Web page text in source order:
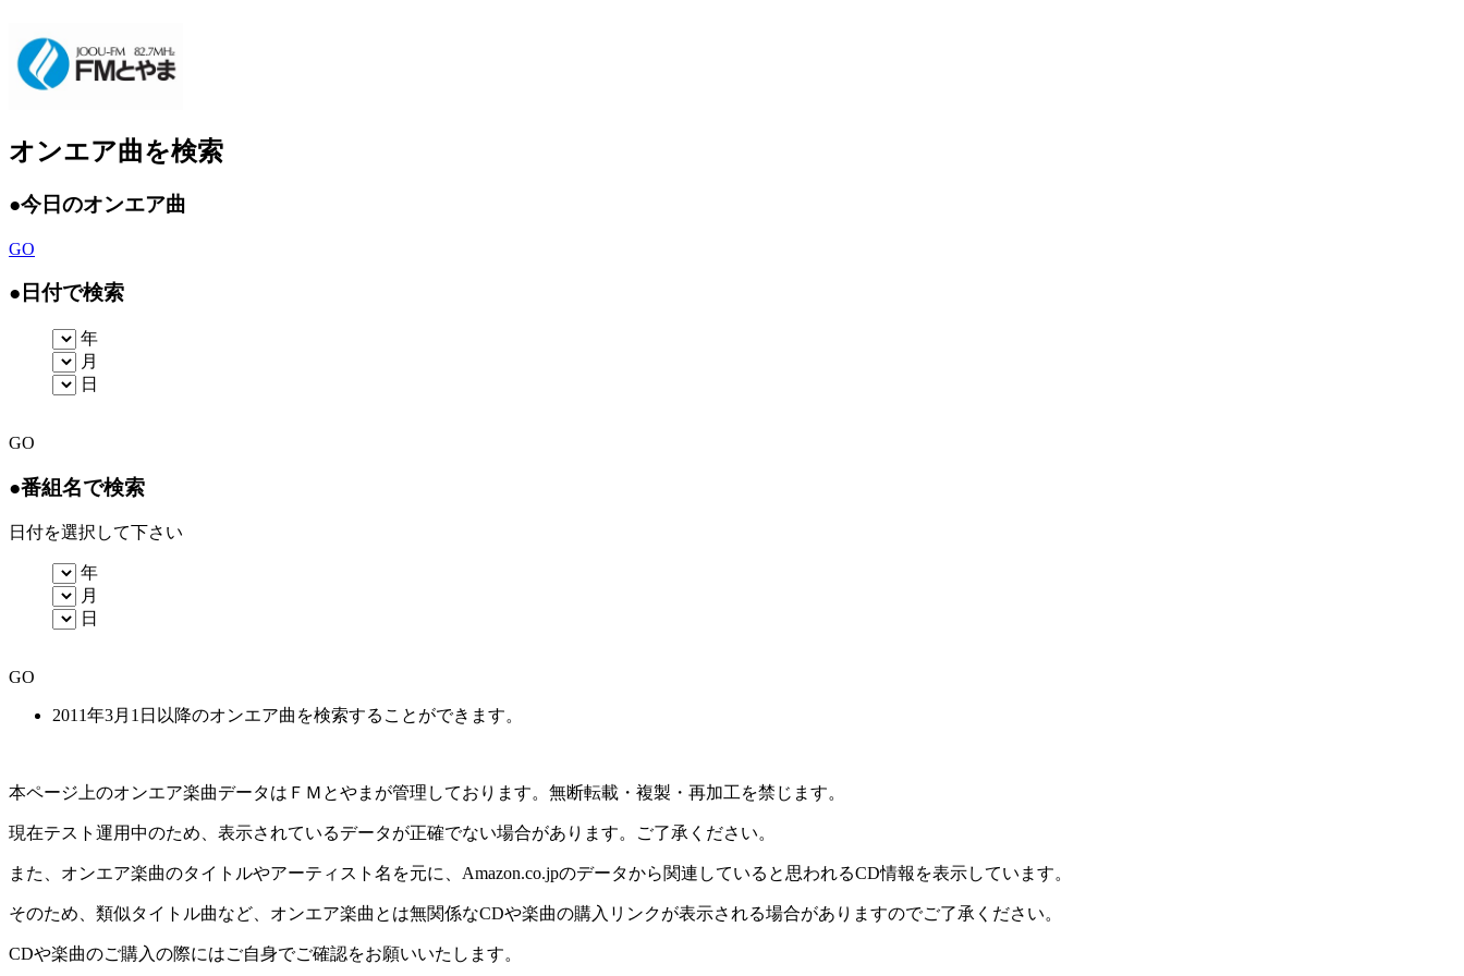
オンエア曲を検索
●今日のオンエア曲
GO
● 日付で検索
年
月
日
GO
●番組名で検索
日付を選択して下さい
年
月
日
GO
2011年3月1日以降のオンエア曲を検索することができます。
本ページ上のオンエア楽曲データはＦＭとやまが管理しております。無断転載・複製・再加工を禁じます。
現在テスト運用中のため、表示されているデータが正確でない場合があります。ご了承ください。
また、オンエア楽曲のタイトルやアーティスト名を元に、Amazon.co.jpのデータから関連していると思われるCD情報を表示しています。
そのため、類似タイトル曲など、オンエア楽曲とは無関係なCDや楽曲の購入リンクが表示される場合がありますのでご了承ください。
CDや楽曲のご購入の際にはご自身でご確認をお願いいたします。